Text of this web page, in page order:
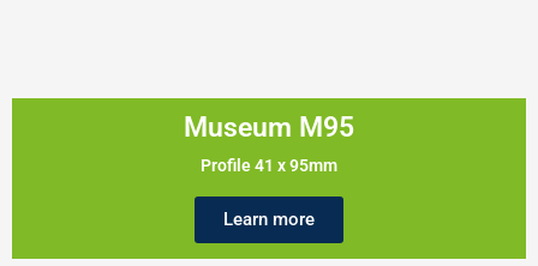
Museum M95
Profile 41 x 95mm
Learn more